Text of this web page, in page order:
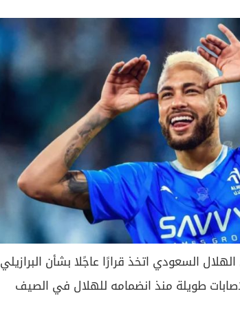
السعودي اتخذ قرارًا عاجًلا بشأن البرازيلي
طويلة منذ انضمامه للهلال في الصيف